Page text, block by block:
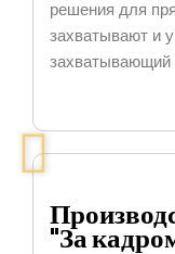
решения для
захватывают и
захватывающий
"За